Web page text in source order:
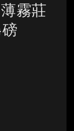
霧莊